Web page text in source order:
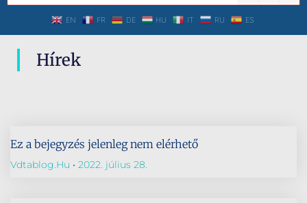
EN FR DE HU IT RU ES
Hírek
Ez a bejegyzés jelenleg nem elérhető
Vdtablog.hu 2022. július 28.